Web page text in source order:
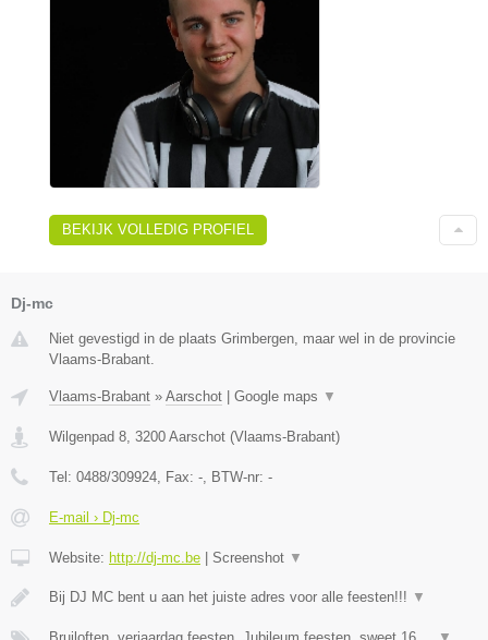
BEKIJK VOLLEDIG PROFIEL
Dj-mc
Niet gevestigd in de plaats Grimbergen, maar wel in de provincie
Vlaams-Brabant.
Vlaams-Brabant » Aarschot | Google maps ▼
Wilgenpad 8 3200 Aarschot (Vlaams-Brabant)
Tel: 0488/309924 , Fax: - , BTW-nr: -
E-mail › Dj-mc
Website: http://dj-mc.be | Screenshot ▼
Bij DJ MC bent u aan het juiste adres voor alle feesten!!! ▼